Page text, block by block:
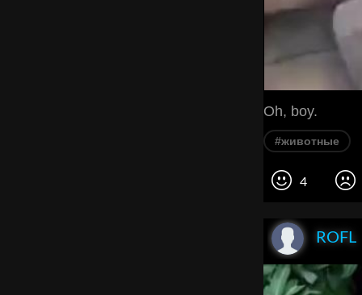
Oh, boy.
#животные
4
ROFL